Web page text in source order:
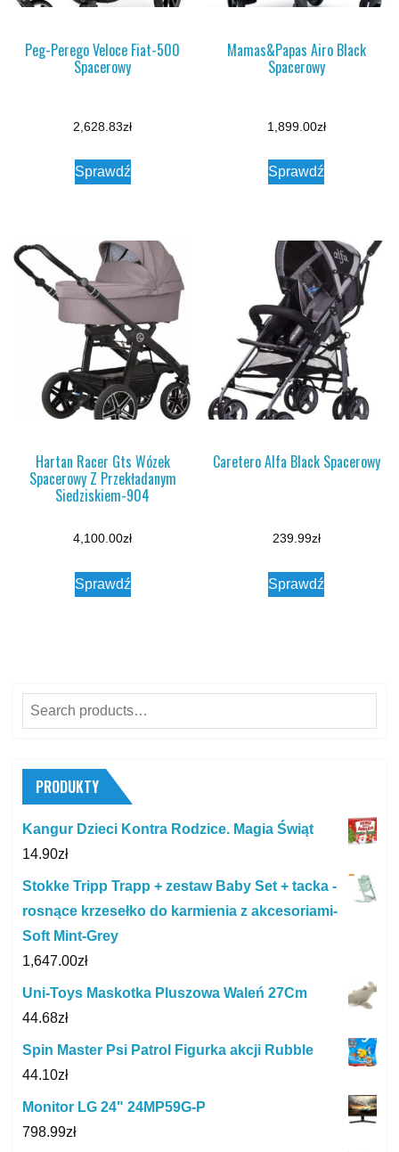
Peg-Perego Veloce Fiat-500
Spacerowy
2,628.83zł
Sprawdź
Mamas&Papas Airo Black
Spacerowy
1,899.00zł
Sprawdź
Hartan Racer Gts Wózek
Spacerowy Z Przekładanym
Siedziskiem-904
4,100.00zł
Sprawdź
Caretero Alfa Black Spacerowy
239.99zł
Sprawdź
Search
for:
PRODUKTY
Kangur Dzieci Kontra Rodzice. Magia Świąt
14.90zł
Stokke Tripp Trapp + zestaw Baby Set + tacka -
rosnące krzesełko do karmienia z akcesoriami-
Soft Mint-Grey
1,647.00zł
Uni-Toys Maskotka Pluszowa Waleń 27Cm
44.68zł
Spin Master Psi Patrol Figurka akcji Rubble
44.10zł
Monitor LG 24" 24MP59G-P
798.99zł